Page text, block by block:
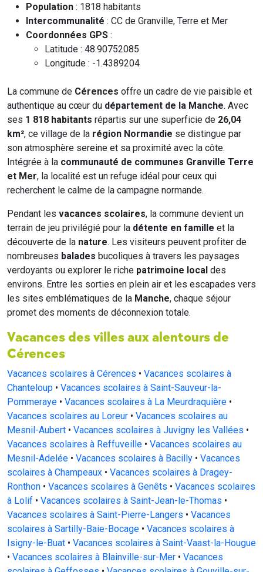
Population : 1818 habitants
Intercommunalité : CC de Granville, Terre et Mer
Coordonnées GPS :
Latitude : 48.90752085
Longitude : -1.4389204
La commune de Cérences offre un cadre de vie paisible et
authentique au cœur du département de la Manche. Avec
ses 1 818 habitants répartis sur une superficie de 26,04
km², ce village de la région Normandie se distingue par
son atmosphère sereine et sa proximité avec la côte.
Intégrée à la communauté de communes Granville Terre
et Mer, la localité est un refuge idéal pour ceux qui
recherchent le calme de la campagne normande.
Pendant les vacances scolaires, la commune devient un
terrain de jeu privilégié pour la détente en famille et la
découverte de la nature. Les visiteurs peuvent profiter de
nombreuses balades bucoliques à travers les paysages
verdoyants ou explorer le riche patrimoine local des
environs. Entre les sorties en plein air et les escapades vers
les sites emblématiques de la Manche, chaque séjour
promet des moments de déconnexion totale.
Vacances des villes aux alentours de
Cérences
Vacances scolaires à Cérences • Vacances scolaires à
Chanteloup • Vacances scolaires à Saint-Sauveur-la-
Pommeraye • Vacances scolaires à La Meurdraquière •
Vacances scolaires au Loreur • Vacances scolaires au
Mesnil-Aubert • Vacances scolaires à Juvigny les Vallées •
Vacances scolaires à Reffuveille • Vacances scolaires au
Mesnil-Adelée • Vacances scolaires à Bacilly • Vacances
scolaires à Champeaux • Vacances scolaires à Dragey-
Ronthon • Vacances scolaires à Genêts • Vacances scolaires
à Lolif • Vacances scolaires à Saint-Jean-le-Thomas •
Vacances scolaires à Saint-Pierre-Langers • Vacances
scolaires à Sartilly-Baie-Bocage • Vacances scolaires à
Isigny-le-Buat • Vacances scolaires à Saint-Vaast-la-Hougue
• Vacances scolaires à Blainville-sur-Mer • Vacances